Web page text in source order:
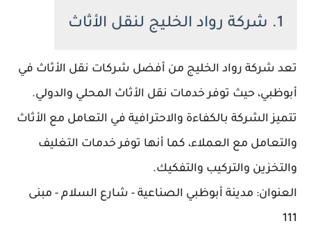
1. شركة رواد الخليج لنقل الأثاث
تعد شركة رواد الخليج من أفضل شركات نقل الأثاث في
أبوظبي، حيث توفر خدمات نقل الأثاث المحلي والدولي.
تتميز الشركة بالكفاءة والاحترافية في التعامل مع الأثاث
والتعامل مع العملاء، كما أنها توفر خدمات التغليف
والتخزين والتركيب والتفكيك.
العنوان: مدينة أبوظبي الصناعية - شارع السلام - مبنى
111